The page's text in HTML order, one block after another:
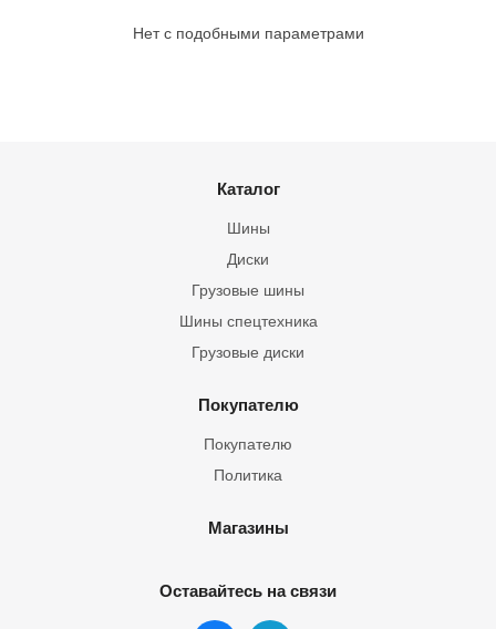
Нет с подобными параметрами
Каталог
Шины
Грузовые шины
Шины спецтехника
Диски
Грузовые диски
Покупателю
Покупателю
Политика
Магазины
Оставайтесь на связи